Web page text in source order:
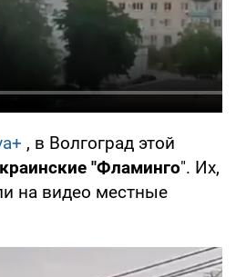
, в Волгоград этой
"Фламинго". Их,
на видео местные